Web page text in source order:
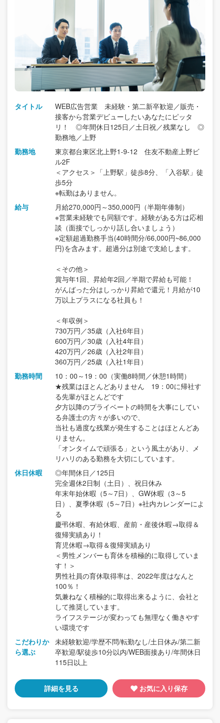
タイトル
WEB広告営業 未経験・第二新卒歓迎／販売・
接客から営業デビューしたいあなたにピッタ
リ！ ◎年間休日125日／土日祝／残業なし ◎
勤務地／上野
勤務地
東京都台東区北上野1-9-12 住友不動産上野ビ
ル2F
＜アクセス＞「上野駅」徒歩8分、「入谷駅」徒
歩5分
※転勤はありません。
給与
月給270,000円～350,000円（半期年俸制）
※営業未経験でも同額です。経験がある方は応相
談（面接でしっかり話し合いましょう）
※定額超過勤務手当(40時間分/66,000円~86,000
円)を含みます。超過分は別途で支給します。
＜その他＞
賞与年1回、昇給年2回／半期で昇給も可能！
がんばった分はしっかり昇給で還元！月給が10
万以上プラスになる社員も！
＜年収例＞
730万円／35歳（入社6年目）
600万円／30歳（入社4年目）
420万円／26歳（入社2年目）
360万円／25歳（入社1年目）
勤務時間
10：00～19：00（実働8時間／休憩1時間）
★残業はほとんどありません 19：00に帰社す
る先輩がほとんどです
夕方以降のプライベートの時間を大事にしてい
る弁護士の方々が多いので、
当社も過度な残業が発生することはほとんどあ
りません。
「オンタイムで頑張る」という風土があり、メ
リハリのある勤務を大切にしています。
休日休暇
◎年間休日／125日
完全週休2日制（土日）、祝日休み
年末年始休暇（5～7日）、GW休暇（3～5
日）、夏季休暇（5～7日）※社内カレンダーによ
る
慶弔休暇、有給休暇、産前・産後休暇→取得＆
復帰実績あり！
育児休暇→取得＆復帰実績あり
＜男性メンバーも育休を積極的に取得していま
す！＞
男性社員の育休取得率は、2022年度はなんと
100％！
気兼ねなく積極的に取得出来るように、会社と
して推奨しています。
ライフステージが変わっても無理なく働きやす
い環境です
こだわりか
ら選ぶ
未経験歓迎/学歴不問/転勤なし/土日休み/第二新
卒歓迎/駅徒歩10分以内/WEB面接あり/年間休日
115日以上
詳細を見る お気に入り保存